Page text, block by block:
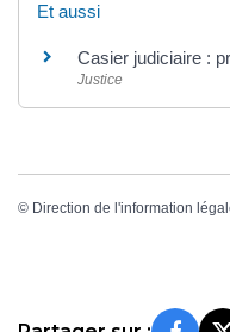
Et aussi
Casier judiciaire :
Justice
© Direction de l'information